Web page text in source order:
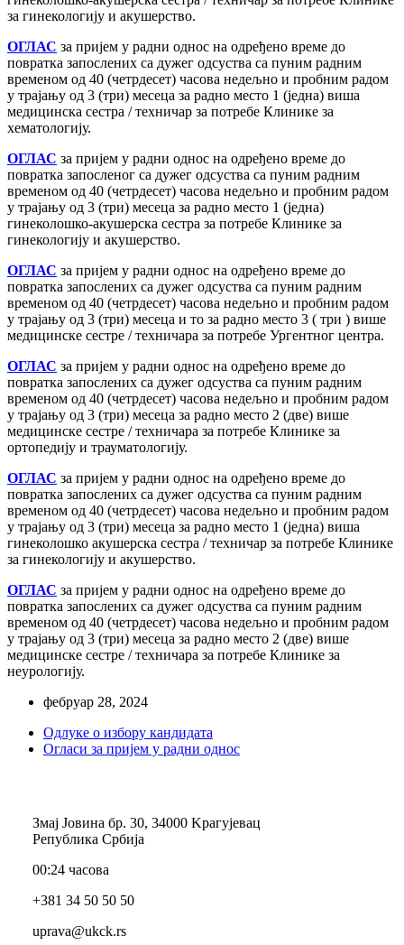
за гинекологију и акушерство.
ОГЛАС за пријем у радни однос на одређено време до
повратка запослених са дужег одсуства са пуним радним
временом од 40 (четрдесет) часова недељно и пробним радом
у трајању од 3 (три) месеца за радно место 1 (једна) виша
медицинска сестра / техничар за потребе Клинике за
хематологију.
ОГЛАС за пријем у радни однос на одређено време до
повратка запосленог са дужег одсуства са пуним радним
временом од 40 (четрдесет) часова недељно и пробним радом
у трајању од 3 (три) месеца за радно место 1 (једна)
гинеколошко-акушерска сестра за потребе Клинике за
гинекологију и акушерство.
ОГЛАС за пријем у радни однос на одређено време до
повратка запослених са дужег одсуства са пуним радним
временом од 40 (четрдесет) часова недељно и пробним радом
у трајању од 3 (три) месеца и то за радно место 3 ( три ) више
медицинске сестре / техничара за потребе Ургентног центра.
ОГЛАС за пријем у радни однос на одређено време до
повратка запослених са дужег одсуства са пуним радним
временом од 40 (четрдесет) часова недељно и пробним радом
у трајању од 3 (три) месеца за радно место 2 (две) више
медицинске сестре / техничара за потребе Клинике за
ортопедију и трауматологију.
ОГЛАС за пријем у радни однос на одређено време до
повратка запослених са дужег одсуства са пуним радним
временом од 40 (четрдесет) часова недељно и пробним радом
у трајању од 3 (три) месеца за радно место 1 (једна) виша
гинеколошко акушерска сестра / техничар за потребе Клинике
за гинекологију и акушерство.
ОГЛАС за пријем у радни однос на одређено време до
повратка запослених са дужег одсуства са пуним радним
временом од 40 (четрдесет) часова недељно и пробним радом
у трајању од 3 (три) месеца за радно место 2 (две) више
медицинске сестре / техничара за потребе Клинике за
неурологију.
фебруар 28, 2024
Одлуке о избору кандидата
Огласи за пријем у радни однос
Змај Јовина бр. 30, 34000 Kрагујевац
Република Србија
00:24 часова
+381 34 50 50 50
uprava@ukck.rs